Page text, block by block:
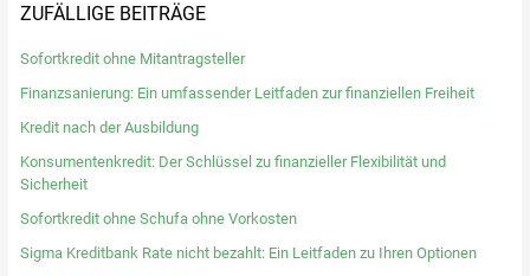
ZUFÄLLIGE BEITRÄGE
Sofortkredit ohne Mitantragsteller
Finanzsanierung: Ein umfassender Leitfaden zur finanziellen Freiheit
Kredit nach der Ausbildung
Konsumentenkredit: Der Schlüssel zu finanzieller Flexibilität und
Sicherheit
Sofortkredit ohne Schufa ohne Vorkosten
Sigma Kreditbank Rate nicht bezahlt: Ein Leitfaden zu Ihren Optionen